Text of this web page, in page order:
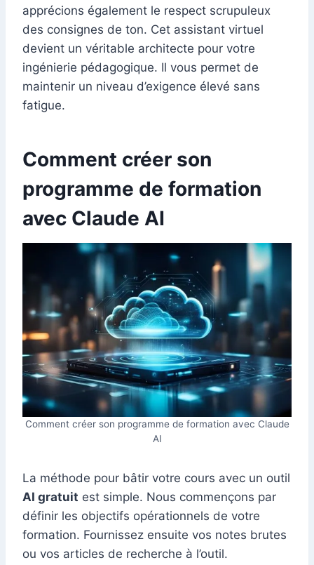
apprécions également le respect scrupuleux
des consignes de ton. Cet assistant virtuel
devient un véritable architecte pour votre
ingénierie pédagogique. Il vous permet de
maintenir un niveau d’exigence élevé sans
fatigue.
Comment créer son
programme de formation
avec Claude AI
Comment créer son programme de formation avec Claude
AI
La méthode pour bâtir votre cours avec un outil
AI gratuit est simple. Nous commençons par
définir les objectifs opérationnels de votre
formation. Fournissez ensuite vos notes brutes
ou vos articles de recherche à l’outil.